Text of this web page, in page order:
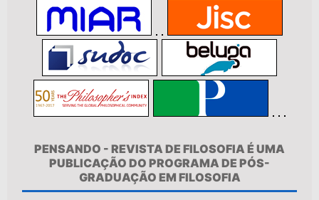
PENSANDO - REVISTA DE FILOSOFIA É UMA
PUBLICAÇÃO DO PROGRAMA DE PÓS-
GRADUAÇÃO EM FILOSOFIA